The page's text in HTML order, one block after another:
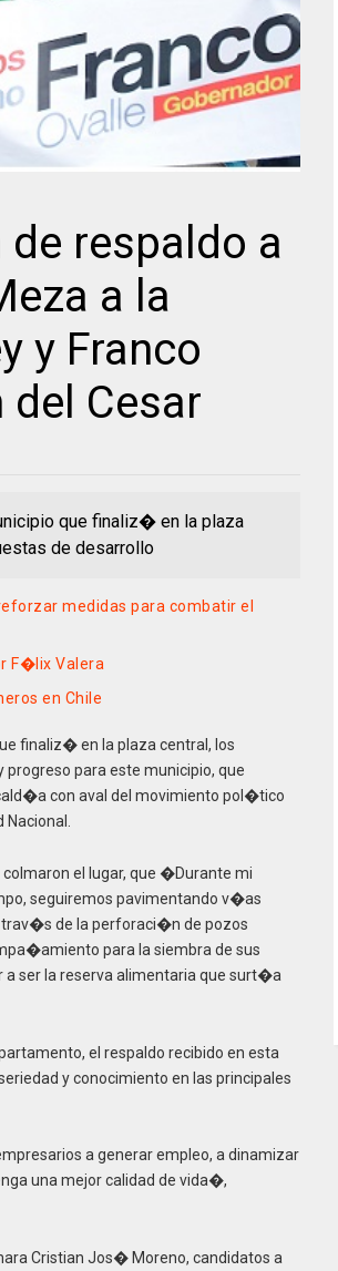
respaldo a
a la
y Franco
Cesar
que finaliz� en la plaza
de desarrollo
medidas para combatir el
F�lix Valera
en Chile
finaliz� en la plaza central, los
para este municipio, que
con aval del movimiento pol�tico
el lugar, que �Durante mi
seguiremos pavimentando v�as
trav�s de la perforaci�n de pozos
para la siembra de sus
ser la reserva alimentaria que surt�a
el respaldo recibido en esta
y conocimiento en las principales
a generar empleo, a dinamizar
una mejor calidad de vida�,
Cristian Jos� Moreno, candidatos a